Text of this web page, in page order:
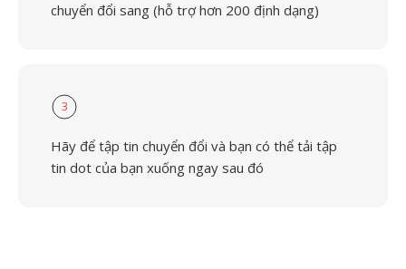
chuyển đổi sang (hỗ trợ hơn 200 định dạng)
3
Hãy để tập tin chuyển đổi và bạn có thể tải tập
tin dot của bạn xuống ngay sau đó